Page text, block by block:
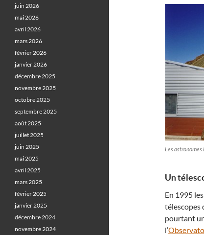
Les
Un
En 1995 les
télescopes
pourtant
l’
juin 2026
mai 2026
avril 2026
mars 2026
février 2026
janvier 2026
décembre 2025
novembre 2025
octobre 2025
septembre 2025
août 2025
juillet 2025
juin 2025
mai 2025
avril 2025
mars 2025
février 2025
janvier 2025
décembre 2024
novembre 2024